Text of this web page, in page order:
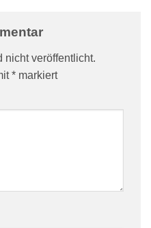
nicht veröffentlicht.
* markiert